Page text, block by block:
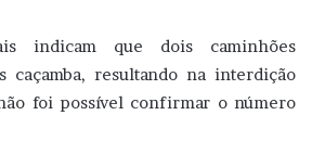
indicam que dois caminhões
caçamba, resultando na interdição
foi possível confirmar o número